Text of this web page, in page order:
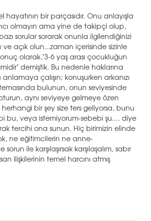
hayatının bir parçasıdır. Onu anlayışla
olmayın ama yine de takipçi olup,
sorular sorarak onunla ilgilendiğinizi
ve açık olun...zaman içerisinde sizinle
olarak,"3-6 yaş arası çocukluğun
demiştik. Bu nedenle haklarına
anlamaya çalışın; konuşurken arkanızı
bulunun, onun seviyesinde
aynı seviyeye gelmeye özen
herhangi bir şey size ters geliyorsa, bunu
bu, veya istemiyorum-sebebi şu.... diye
tercihi ona sunun. Hiç birimizin elinde
ne eğitimcilerin ne anne-
ile karşılaşırsak karşılaşalım, sabır
ilişkilerinin temel harcını atmış